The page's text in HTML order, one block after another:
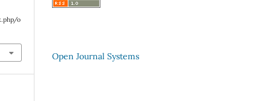
o
Open Journal Systems